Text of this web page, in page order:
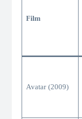
Film
Avatar (2009)